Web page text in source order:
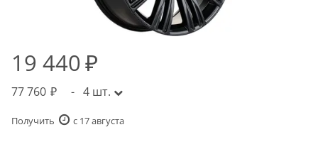
19 440
77 760 - 4 шт.
Получить c 17 августа